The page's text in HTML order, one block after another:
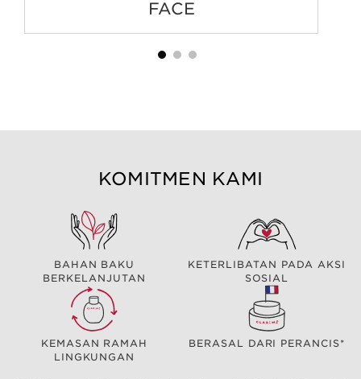
FACE
KOMITMEN KAMI
BAHAN BAKU
BERKELANJUTAN
KETERLIBATAN PADA AKSI
SOSIAL
KEMASAN RAMAH
LINGKUNGAN
BERASAL DARI PERANCIS*